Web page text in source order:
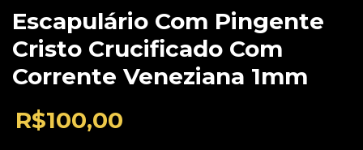
Escapulário Com Pingente
Cristo Crucificado Com
Corrente Veneziana 1mm
R$100,00